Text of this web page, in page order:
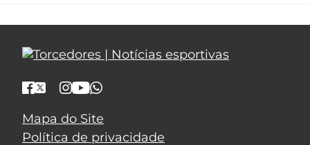
Mapa do Site
Política de privacidade